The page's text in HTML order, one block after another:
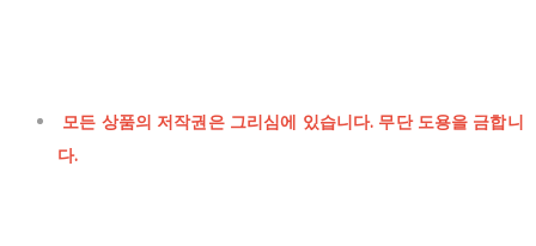
모든 상품의 저작권은 그리심에 있습니다. 무단 도용을 금합니
다.